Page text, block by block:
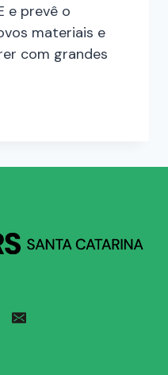
e prevê o
materiais e
com grandes